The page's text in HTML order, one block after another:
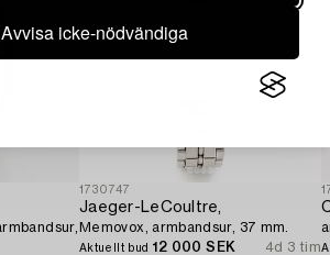
Avvisa icke-nödvändiga
1730747
Jaeger-LeCoultre,
Memovox, armbandsur, 37 mm.
Aktuellt bud 12 000 SEK
4d 3 tim